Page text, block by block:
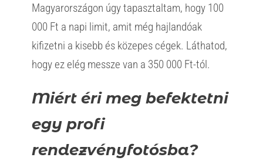
Magyarországon úgy tapasztaltam, hogy 100
000 Ft a napi limit, amit még hajlandóak
kifizetni a kisebb és közepes cégek. Láthatod,
hogy ez elég messze van a 350 000 Ft-tól.
Miért éri meg befektetni
egy profi
rendezvényfotósba?